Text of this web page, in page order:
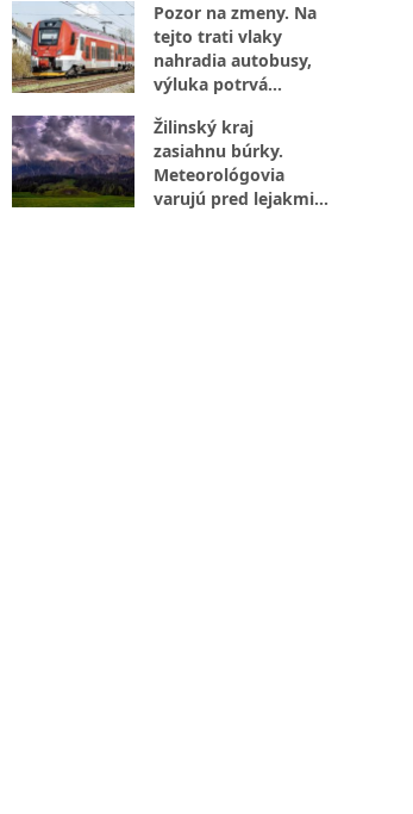
Pozor na zmeny. Na
tejto trati vlaky
nahradia autobusy,
výluka potrvá
Žilinský kraj
zasiahnu búrky.
Meteorológovia
varujú pred lejakmi,